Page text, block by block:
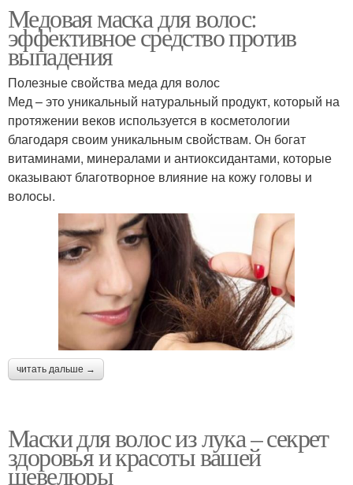
Медовая маска для волос:
эффективное средство против
выпадения
Полезные свойства меда для волос
Мед – это уникальный натуральный продукт, который на
протяжении веков используется в косметологии
благодаря своим уникальным свойствам. Он богат
витаминами, минералами и антиоксидантами, которые
оказывают благотворное влияние на кожу головы и
волосы.
читать дальше →
Маски для волос из лука – секрет
здоровья и красоты вашей
шевелюры